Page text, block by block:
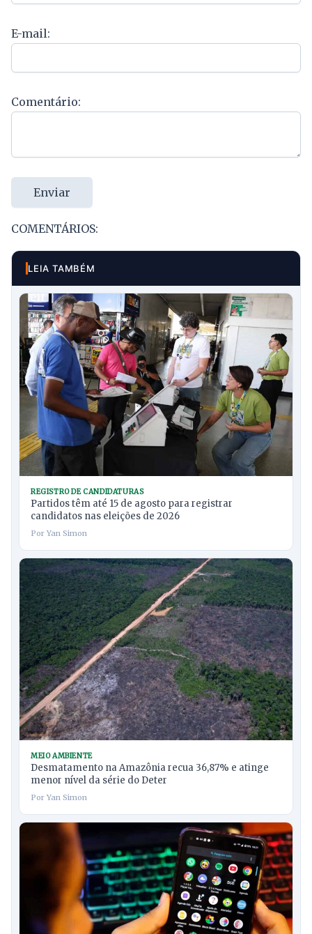
E-mail:
Comentário:
Enviar
COMENTÁRIOS:
LEIA TAMBÉM
REGISTRO DE CANDIDATURAS
Partidos têm até 15 de agosto para registrar
candidatos nas eleições de 2026
Por Yan Simon
MEIO AMBIENTE
Desmatamento na Amazônia recua 36,87% e atinge
menor nível da série do Deter
Por Yan Simon